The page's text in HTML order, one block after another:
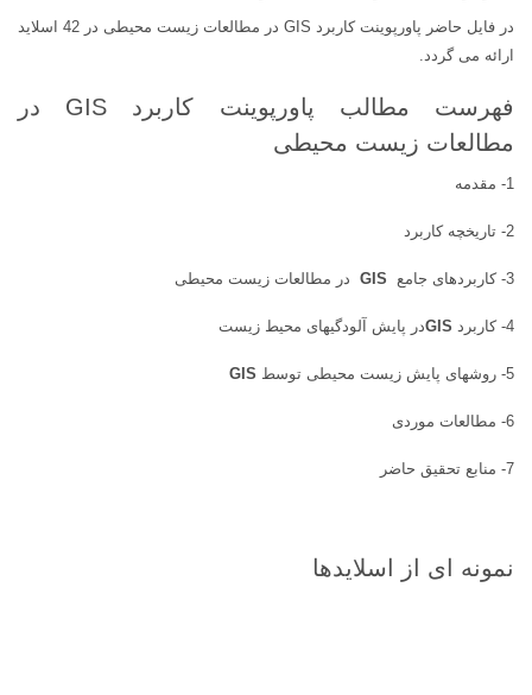
در فایل حاضر پاورپوینت کاربرد GIS در مطالعات زیست محیطی در 42 اسلاید
ارائه می گردد.
فهرست مطالب پاورپوینت کاربرد GIS در
مطالعات زیست محیطی
1- مقدمه
2- تاریخچه کاربرد
3- کاربردهای جامع GIS در مطالعات زیست محیطی
4- کاربرد GISدر پایش آلودگیهای محیط زیست
5- روشهای پایش زیست محیطی توسط GIS
6- مطالعات موردی
7- منابع تحقیق حاضر
نمونه ای از اسلایدها